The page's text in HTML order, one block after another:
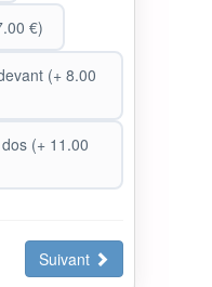
€)
(+ 8.00
(+ 11.00
Suivant